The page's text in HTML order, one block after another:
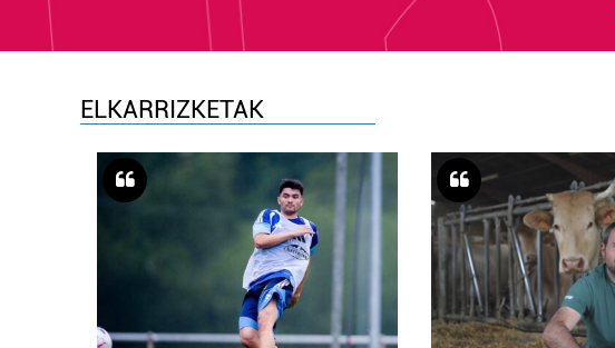
ELKARRIZKETAK